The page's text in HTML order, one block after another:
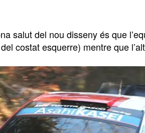
salut del nou disseny és que
costat esquerre) mentre que